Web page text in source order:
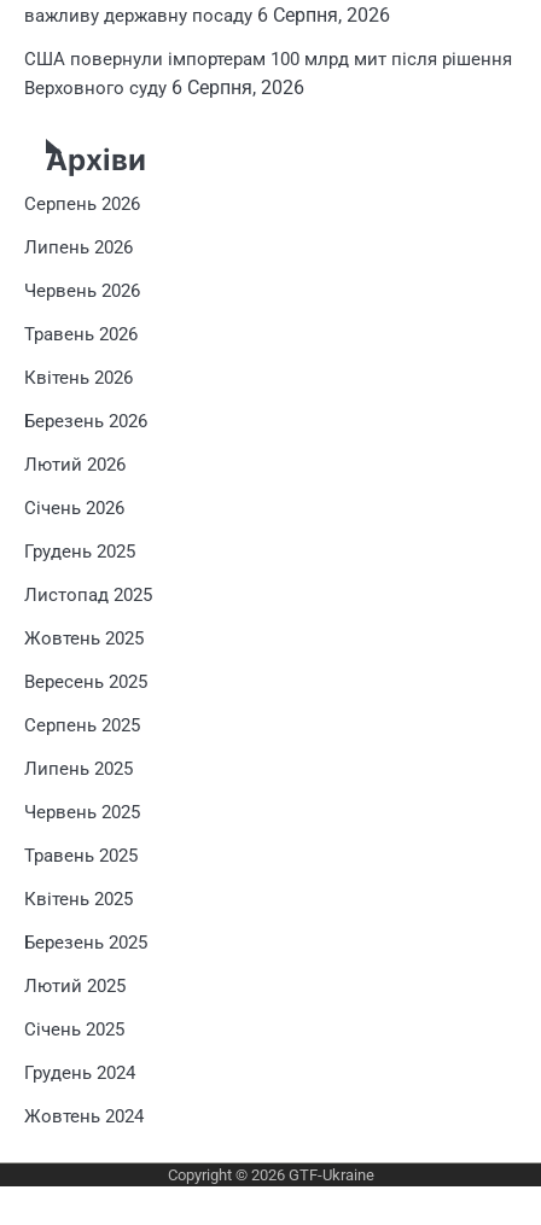
важливу державну посаду 6 Серпня, 2026
США повернули імпортерам 100 млрд мит після рішення
Верховного суду 6 Серпня, 2026
Архіви
Серпень 2026
Липень 2026
Червень 2026
Травень 2026
Квітень 2026
Березень 2026
Лютий 2026
Січень 2026
Грудень 2025
Листопад 2025
Жовтень 2025
Вересень 2025
Серпень 2025
Липень 2025
Червень 2025
Травень 2025
Квітень 2025
Березень 2025
Лютий 2025
Січень 2025
Грудень 2024
Жовтень 2024
Copyright © 2026 GTF-Ukraine